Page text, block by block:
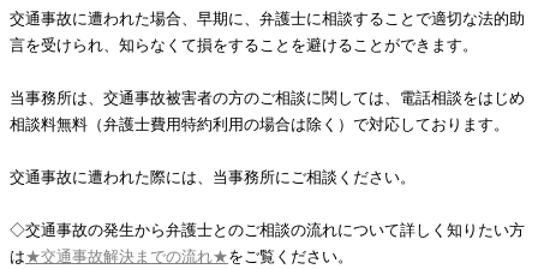
交通事故に遭われた場合、早期に、弁護士に相談することで適切な法的助
言を受けられ、知らなくて損をすることを避けることができます。
当事務所は、交通事故被害者の方のご相談に関しては、電話相談をはじめ
相談料無料（弁護士費用特約利用の場合は除く）で対応しております。
交通事故に遭われた際には、当事務所にご相談ください。
◇交通事故の発生から弁護士とのご相談の流れについて詳しく知りたい方
は★交通事故解決までの流れ★をご覧ください。